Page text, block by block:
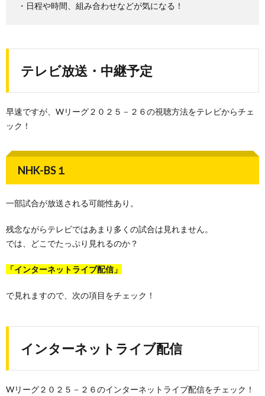
・日程や時間、組み合わせなどが気になる！
テレビ放送・中継予定
早速ですが、Wリーグ２０２５－２６の視聴方法をテレビからチェ
ック！
NHK-BS１
一部試合が放送される可能性あり。
残念ながらテレビではあまり多くの試合は見れません。
では、どこでたっぷり見れるのか？
「インターネットライブ配信」
で見れますので、次の項目をチェック！
インターネットライブ配信
Wリーグ２０２５－２６のインターネットライブ配信をチェック！